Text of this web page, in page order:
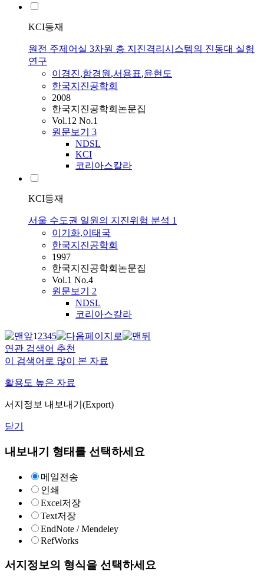
KCI등재
원전 주제어실 3차원 층 지진격리시스템의 진동대 실험
연구
이경진,함경원,서용표,윤현도
한국지진공학회
2008
한국지진공학회논문집
Vol.12 No.1
원문보기 3
NDSL
KCI
코리아스칼라
KCI등재
서울 수도권 일원의 지진위험 분석 1
이기화,이태국
한국지진공학회
1997
한국지진공학회논문집
Vol.1 No.4
원문보기 2
NDSL
코리아스칼라
12345
연관 검색어 추천
이 검색어로 많이 본 자료
활용도 높은 자료
서지정보 내보내기(Export)
닫기
내보내기 형태를 선택하세요
메일전송
인쇄
Excel저장
Text저장
EndNote / Mendeley
RefWorks
서지정보의 형식을 선택하세요